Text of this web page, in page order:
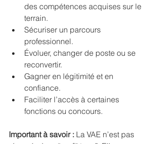
des compétences acquises sur le
terrain.
Sécuriser un parcours
professionnel.
Évoluer, changer de poste ou se
reconvertir.
Gagner en légitimité et en
confiance.
Faciliter l’accès à certaines
fonctions ou concours.
Important à savoir : La VAE n’est pas